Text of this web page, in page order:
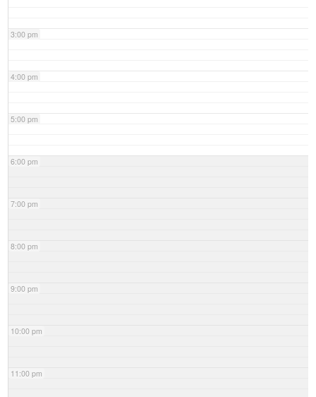
3:00 pm
4:00 pm
5:00 pm
6:00 pm
7:00 pm
8:00 pm
9:00 pm
10:00 pm
11:00 pm